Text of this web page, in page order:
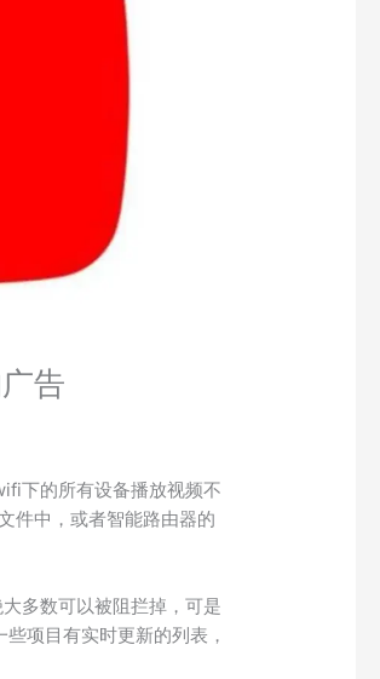
告
下的所有设备播放视频不
件中，或者智能路由器的
多数可以被阻拦掉，可是
项目有实时更新的列表，